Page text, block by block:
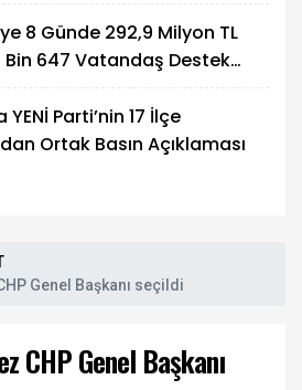
8 Günde 292,9 Milyon TL
Bin 647 Vatandaş Destek
YENİ Parti’nin 17 İlçe
Ortak Basın Açıklaması
Genel Başkanı seçildi
CHP Genel Başkanı